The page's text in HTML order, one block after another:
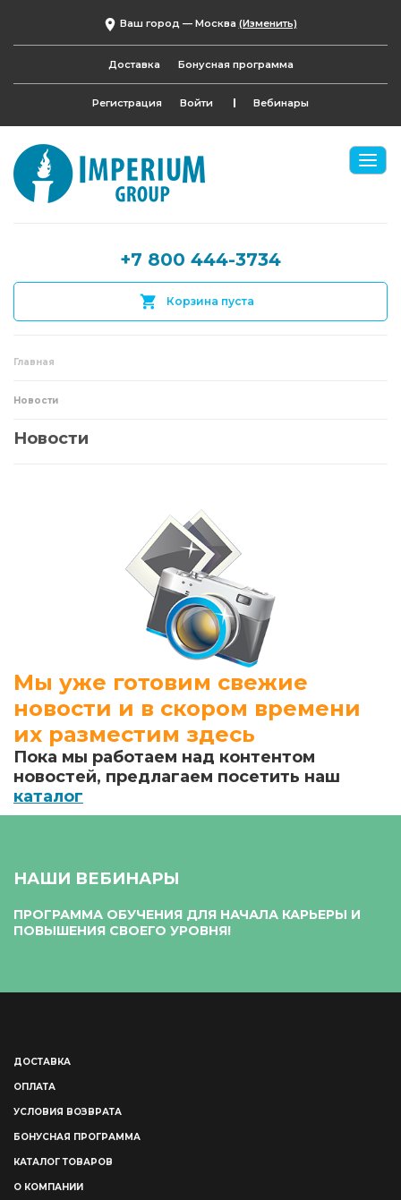
Ваш город — Москва (Изменить)
Доставка Бонусная программа
Регистрация Войти Вебинары
+7 800 444-3734
Корзина пуста
Главная
Новости
Новости
Мы уже готовим свежие
новости и в скором времени
их разместим здесь
Пока мы работаем над контентом
новостей, предлагаем посетить наш
каталог
НАШИ ВЕБИНАРЫ
ПРОГРАММА ОБУЧЕНИЯ ДЛЯ НАЧАЛА КАРЬЕРЫ И
ПОВЫШЕНИЯ СВОЕГО УРОВНЯ!
ДОСТАВКА
ОПЛАТА
УСЛОВИЯ ВОЗВРАТА
БОНУСНАЯ ПРОГРАММА
КАТАЛОГ ТОВАРОВ
О КОМПАНИИ